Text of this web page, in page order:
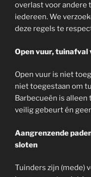
overlast voor andere
iedereen. We
deze regels te
Open vuur, tuinafval
Open vuur is niet
niet toegestaan om
Barbecueën is
veilig gebeurt én
Aangrenzende
sloten
Tuinders zijn (mede)